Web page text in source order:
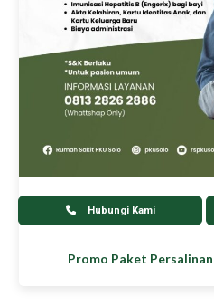
Hubungi Kami
Promo Paket